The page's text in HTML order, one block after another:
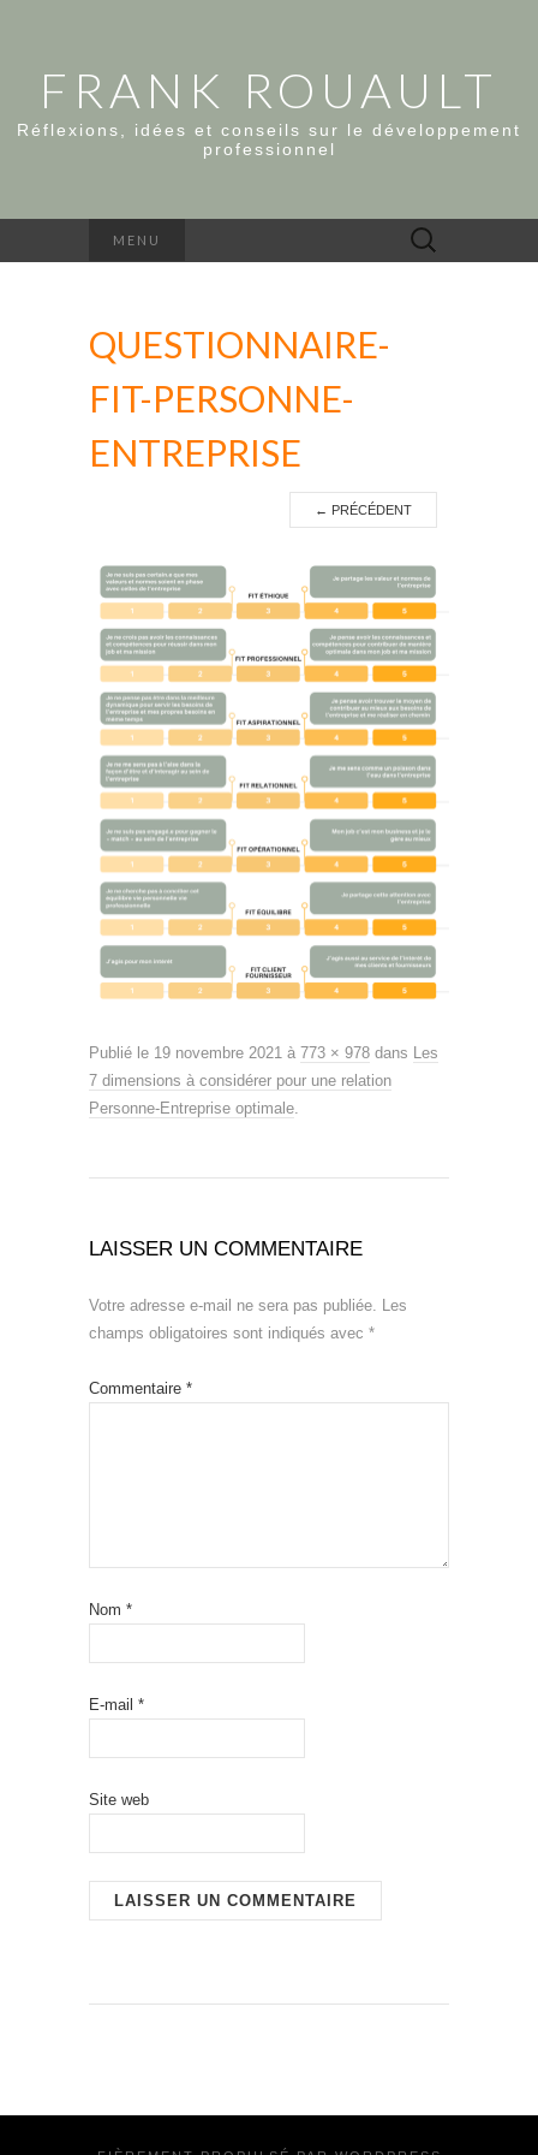
FRANK ROUAULT
Réflexions, idées et conseils sur le développement
professionnel
MENU Rechercher :
QUESTIONNAIRE-
FIT-PERSONNE-
ENTREPRISE
← PRÉCÉDENT
Publié le 19 novembre 2021 à 773 × 978 dans Les
7 dimensions à considérer pour une relation
Personne-Entreprise optimale.
LAISSER UN COMMENTAIRE
Votre adresse e-mail ne sera pas publiée. Les
champs obligatoires sont indiqués avec *
Commentaire *
Nom *
E-mail *
Site web